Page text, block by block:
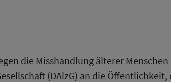
die Misshandlung älterer
(DAlzG) an die